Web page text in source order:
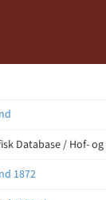
Database / Hof-
1872